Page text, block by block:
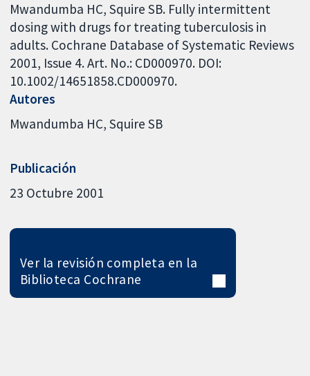
Mwandumba HC, Squire SB. Fully intermittent
dosing with drugs for treating tuberculosis in
adults. Cochrane Database of Systematic Reviews
2001, Issue 4. Art. No.: CD000970. DOI:
10.1002/14651858.CD000970.
Autores
Mwandumba HC Squire SB
Publicación
23 Octubre 2001
Ver la revisión completa en la
Biblioteca Cochrane